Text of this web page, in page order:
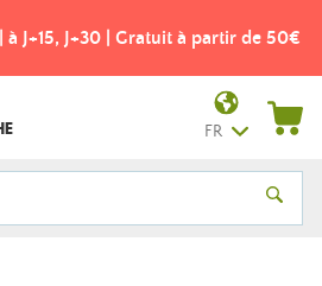
à J+15, J+30 | Gratuit à partir de 50€
FR